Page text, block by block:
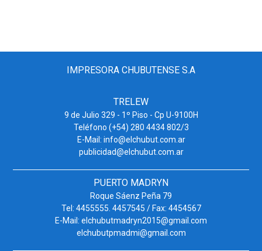
IMPRESORA CHUBUTENSE S.A
TRELEW
9 de Julio 329 - 1º Piso - Cp U-9100H
Teléfono (+54) 280 4434 802/3
E-Mail: info@elchubut.com.ar
publicidad@elchubut.com.ar
PUERTO MADRYN
Roque Sáenz Peña 79
Tel: 4455555. 4457545 / Fax: 4454567
E-Mail: elchubutmadryn2015@gmail.com
elchubutpmadmi@gmail.com